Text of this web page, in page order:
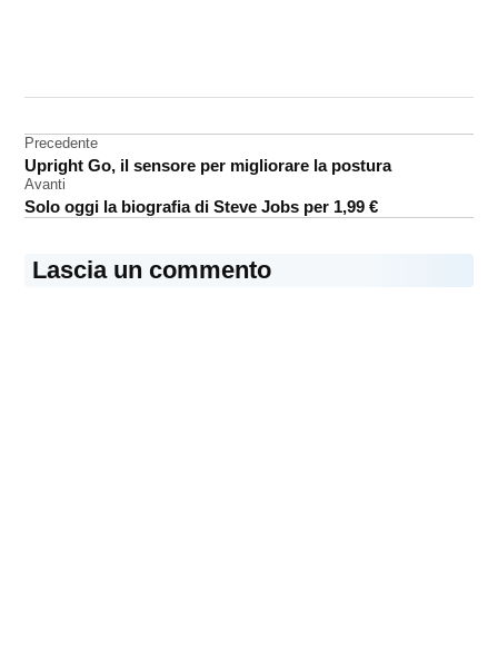
Navigazione
articoli
Precedente
Upright Go, il sensore per migliorare la postura
Avanti
Solo oggi la biografia di Steve Jobs per 1,99 €
Lascia un commento